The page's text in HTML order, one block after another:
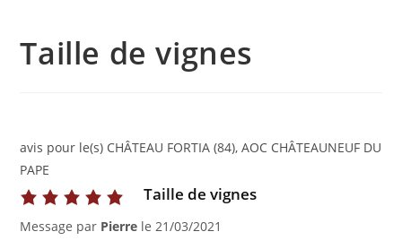
Taille de vignes
avis pour le(s) CHÂTEAU FORTIA (84), AOC CHÂTEAUNEUF DU
PAPE
Taille de vignes
Message par Pierre le21/03/2021